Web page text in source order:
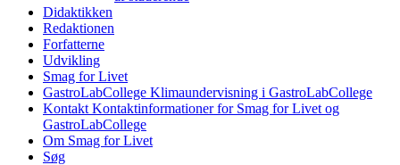
Didaktikken
Redaktionen
Forfatterne
Udvikling
Smag for Livet
GastroLabCollege Klimaundervisning i GastroLabCollege
Kontakt Kontaktinformationer for Smag for Livet og
GastroLabCollege
Om Smag for Livet
Søg